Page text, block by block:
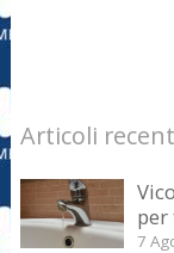
Articoli
7